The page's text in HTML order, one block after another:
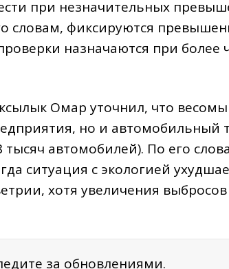
при незначительных
словам, фиксируются
назначаются при более
Омар уточнил, что
но и автомобильный
тысяч автомобилей). По его
ситуация с экологией
хотя увеличения
за обновлениями.